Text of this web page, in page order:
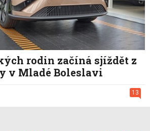
rodin začíná sjíždět z
v Mladé Boleslavi
13